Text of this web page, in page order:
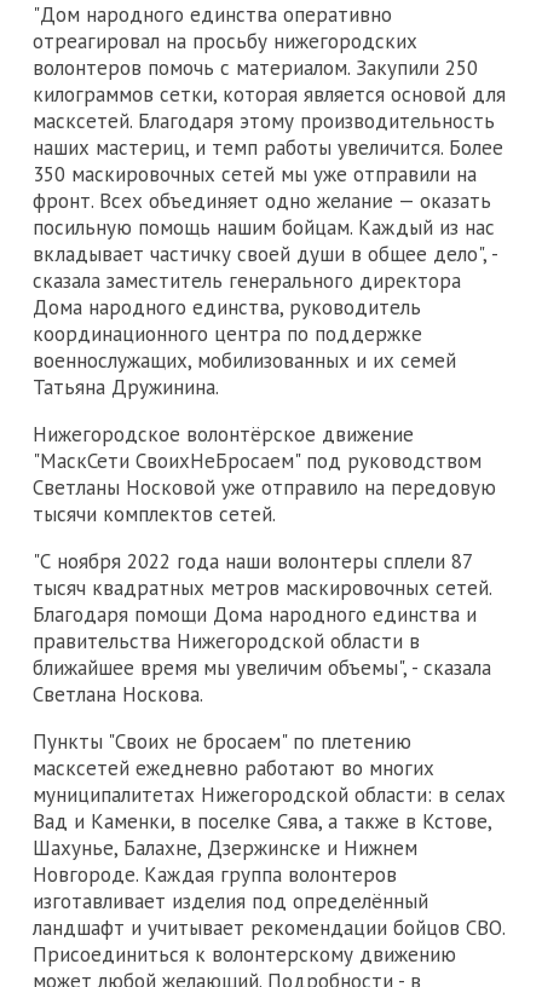
"Дом народного единства оперативно
отреагировал на просьбу нижегородских
волонтеров помочь с материалом. Закупили 250
килограммов сетки, которая является основой для
масксетей. Благодаря этому производительность
наших мастериц, и темп работы увеличится. Более
350 маскировочных сетей мы уже отправили на
фронт. Всех объединяет одно желание — оказать
посильную помощь нашим бойцам. Каждый из нас
вкладывает частичку своей души в общее дело", -
сказала заместитель генерального директора
Дома народного единства, руководитель
координационного центра по поддержке
военнослужащих, мобилизованных и их семей
Татьяна Дружинина.
Нижегородское волонтёрское движение
"МаскСети СвоихНеБросаем" под руководством
Светланы Носковой уже отправило на передовую
тысячи комплектов сетей.
"С ноября 2022 года наши волонтеры сплели 87
тысяч квадратных метров маскировочных сетей.
Благодаря помощи Дома народного единства и
правительства Нижегородской области в
ближайшее время мы увеличим объемы", - сказала
Светлана Носкова.
Пункты "Своих не бросаем" по плетению
масксетей ежедневно работают во многих
муниципалитетах Нижегородской области: в селах
Вад и Каменки, в поселке Сява, а также в Кстове,
Шахунье, Балахне, Дзержинске и Нижнем
Новгороде. Каждая группа волонтеров
изготавливает изделия под определённый
ландшафт и учитывает рекомендации бойцов СВО.
Присоединиться к волонтерскому движению
может любой желающий. Подробности - в